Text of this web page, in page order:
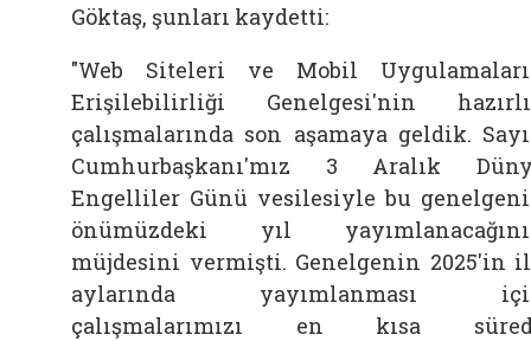
Göktaş, şunları kaydetti:
"Web Siteleri ve Mobil
Erişilebilirliği Genelgesi'nin
çalışmalarında son aşamaya geldik.
Cumhurbaşkanı'mız 3 Aralık
Engelliler Günü vesilesiyle bu
önümüzdeki yıl
müjdesini vermişti. Genelgenin 2025'in
aylarında yayımlanması
çalışmalarımızı en kısa